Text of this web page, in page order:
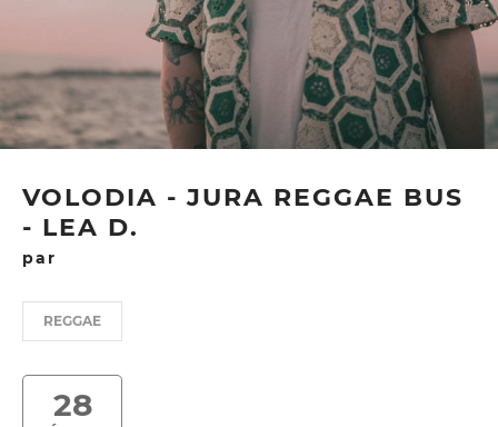
VOLODIA - JURA REGGAE BUS
- LEA D.
par
REGGAE
28